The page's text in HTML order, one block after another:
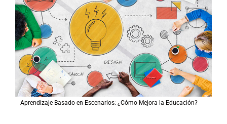
Aprendizaje Basado en Escenarios: ¿Cómo Mejora la Educación?